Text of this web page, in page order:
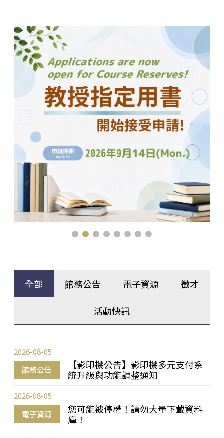
全部 館務公告 電子資源 徵才
活動快訊
館務公告
【影印機公告】影印機多元支付系
統升級與功能調整通知
2026-08-05
電子資源
您可能被停權！請勿大量下載資料
庫！
2026-08-05